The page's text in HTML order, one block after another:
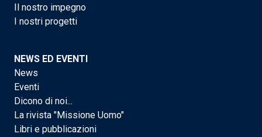
Il nostro impegno
I nostri progetti
NEWS ED EVENTI
News
Eventi
Dicono di noi...
La rivista "Missione Uomo"
Libri e pubblicazioni